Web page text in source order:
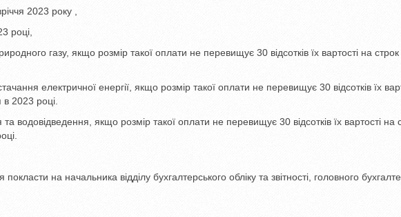
2023 року ,
році,
газу, якщо розмір такої оплати не перевищує 30 відсотків їх вартості на
електричної енергії, якщо розмір такої оплати не перевищує 30 відсотків їх
2023 році.
водовідведення, якщо розмір такої оплати не перевищує 30 відсотків їх вартості на
на начальника відділу бухгалтерського обліку та звітності, головного